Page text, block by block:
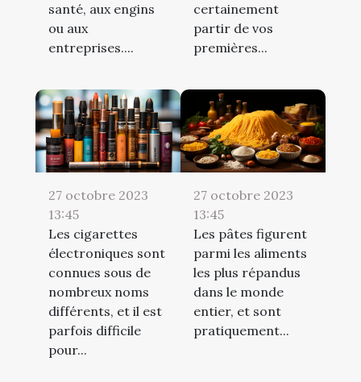
santé, aux engins
ou aux
entreprises....
certainement
partir de vos
premières...
27 octobre 2023
13:45
Les cigarettes
électroniques sont
connues sous de
nombreux noms
différents, et il est
parfois difficile
pour...
27 octobre 2023
13:45
Les pâtes figurent
parmi les aliments
les plus répandus
dans le monde
entier, et sont
pratiquement...